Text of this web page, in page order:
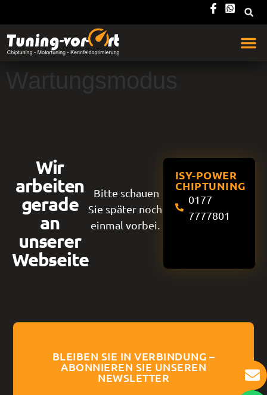
Wartungsmodus
Wir
arbeiten
gerade
an
unserer
Webseite
Bitte schauen
Sie später noch
einmal vorbei.
ISY-POWER
CHIPTUNING
0177
7777801
BLEIBEN SIE IN VERBINDUNG –
ABONNIEREN SIE UNSEREN
NEWSLETTER